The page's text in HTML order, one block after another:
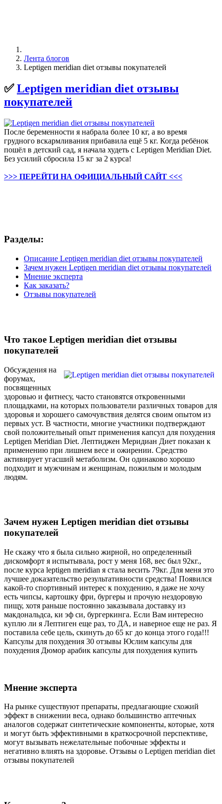
Лента блогов
Leptigen meridian diet отзывы покупателей
✅Leptigen meridian diet отзывы
покупателей
После беременности я набрала более 10 кг, а во время
грудного вскармливания прибавила ещё 5 кг. Когда ребёнок
пошёл в детский сад, я начала худеть с Leptigen Meridian Diet.
Без усилий сбросила 15 кг за 2 курса!
>>> ПЕРЕЙТИ НА ОФИЦИАЛЬНЫЙ САЙТ <<<
Разделы:
Описание Leptigen meridian diet отзывы покупателей
Зачем нужен Leptigen meridian diet отзывы покупателей
Мнение эксперта
Как заказать?
Отзывы покупателей
Что такое Leptigen meridian diet отзывы
покупателей
Обсуждения на
форумах,
посвященных
здоровью и фитнесу, часто становятся откровенными
площадками, на которых пользователи различных товаров для
здоровья и хорошего самочувствия делятся своим опытом из
первых уст. В частности, многие участники подтверждают
свой положительный опыт применения капсул для похудения
Leptigen Meridian Diеt. Лептиджен Меридиан Диет показан к
применению при лишнем весе и ожирении. Средство
активирует угасший метаболизм. Он одинаково хорошо
подходит и мужчинам и женщинам, пожилым и молодым
людям.
Зачем нужен Leptigen meridian diet отзывы
покупателей
Не скажу что я была сильно жирной, но определенный
дискомфорт я испытывала, рост у меня 168, вес был 92кг.,
после курса leptigen meridian я стала весить 79кг. Для меня это
лучшее доказательство результативности средства! Появился
какой-то спортивный интерес к похудению, я даже не хочу
есть чипсы, картошку фри, бургеры и прочую нездоровую
пищу, хотя раньше постоянно заказывала доставку из
макдональдса, ки эф си, бургеркинга. Если Вам интересно
куплю ли я Лептиген еще раз, то ДА, и наверное еще не раз. Я
поставила себе цель, скинуть до 65 кг до конца этого года!!!
Капсулы для похудения 30 отзывы Юслим капсулы для
похудения Дюмор арабик капсулы для похудения купить
Мнение эксперта
На рынке существуют препараты, предлагающие схожий
эффект в снижении веса, однако большинство аптечных
аналогов содержат синтетические компоненты, которые, хотя
и могут быть эффективными в краткосрочной перспективе,
могут вызывать нежелательные побочные эффекты и
негативно влиять на здоровье. Отзывы о Leptigen meridian diet
отзывы покупателей